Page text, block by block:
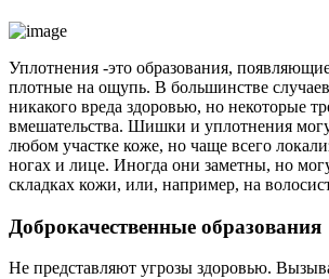
Уплотнения -это образования,
плотные на ощупь. В большинстве
никакого вреда здоровью, но некоторые
вмешательства. Шишки и уплотнения
любом участке коже, но чаще всего
ногах и лице. Иногда они заметны, но
складках кожи, или, например, на
Доброкачественные образования
Не представляют угрозы здоровью.